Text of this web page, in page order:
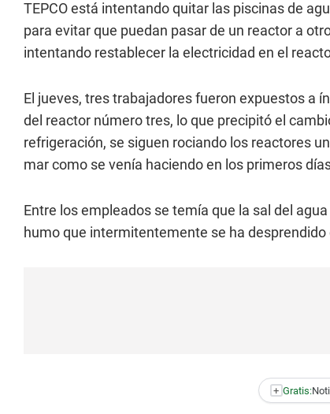
TEPCO está intentando quitar las piscinas de
para evitar que puedan pasar de un reactor a
intentando restablecer la electricidad en el
El jueves, tres trabajadores fueron expuestos a
del reactor número tres, lo que precipitó el
refrigeración, se siguen rociando los reactores
mar como se venía haciendo en los primeros
Entre los empleados se temía que la sal del
humo que intermitentemente se ha
+ Gratis: